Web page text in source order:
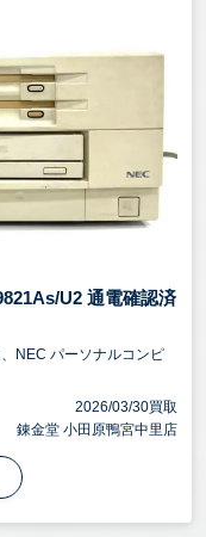
U2 通電確認済
NEC パーソナルコンピ
2026/03/30買取
錬金堂 小田原鴨宮中里店